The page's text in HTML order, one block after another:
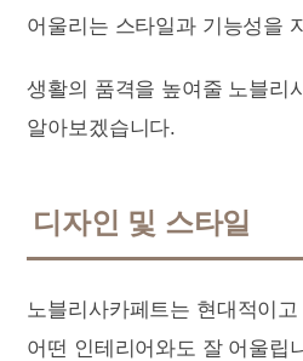
어울리는 스타일과 기능성을
생활의 품격을 높여줄 노블리
알아보겠습니다.
디자인 및 스타일
노블리사카페트는 현대적이
어떤 인테리어와도 잘 어울립